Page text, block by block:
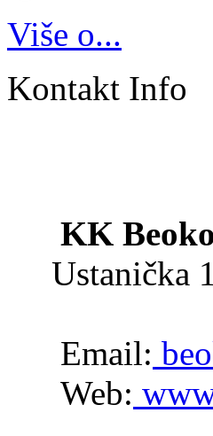
Više o...
Kontakt Info
KK
Ustanička
Email:
Web: